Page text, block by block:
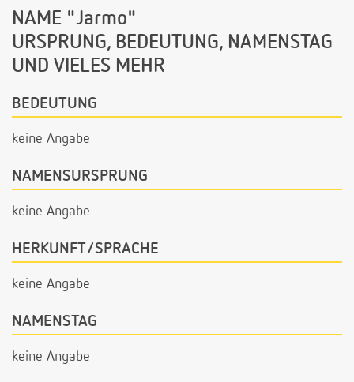
NAME "Jarmo"
URSPRUNG, BEDEUTUNG, NAMENSTAG
UND VIELES MEHR
BEDEUTUNG
keine Angabe
NAMENSURSPRUNG
keine Angabe
HERKUNFT/SPRACHE
keine Angabe
NAMENSTAG
keine Angabe